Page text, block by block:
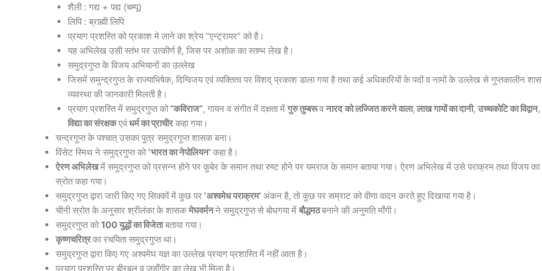
शैली : गद्य + पद्य (चम्पू)
लिपि : ब्राह्मी लिपि
प्रयाग प्रशस्ति को प्रकाश मे लाने का श्रेय “एन्ट्रायर” को है।
यह अभिलेख उसी स्तंभ पर उत्कीर्ण है, जिस पर अशोक का स्तम्भ लेख है।
समुद्रगुप्त के विजय अभियानों का उल्लेख
जिसमें समुन्द्रगुप्त के राज्याभिषेक, दिग्विजय एवं व्यक्तित्व पर विशद् प्रकाश डाला गया है तथा कई अधिकारियों के पदों व नामों के उल्लेख से गुप्तकालीन
व्यवस्था की जानकारी मिलती है।
प्रयाग प्रशस्ति में समुद्रगुप्त को“कविराज”, गायन व संगीत में दक्षता में गुरु तुम्बरूवनारद को लज्जित करने वाला, लाख गायों का दानी, उच्चकोटि का विद्वान,
विद्या का संरक्षकएवंधर्म का प्राचीरकहा गया।
चन्द्रगुप्त के पश्चात् उसका पुत्र समुद्रगुप्त शासक बना।
विंसेट स्मिथ ने समुद्रगुप्त को ‘भारत का नेपोलियन’ कहा है।
ऐरण अभिलेखमें समुद्रगुप्त को प्रसन्न होने पर कुबेर के समान तथा रुष्ट होने पर यमराज के समान बताया गया। ऐरण अभिलेख में उसे पराक्रम तथा विजय का
स्रोत कहा गया।
समुद्रगुप्त द्वारा जारी किए गए सिक्कों में कुछ पर ‘अश्वमेध पराक्रम’ अंकन है, तो कुछ पर सम्राट को वीणा वादन करते हुए दिखाया गया है।
चीनी स्रोत के अनुसार श्रीलंका के शासकमेघवर्मनने समुद्रगुप्त से बोधगया में बौद्धमठबनाने की अनुमति माँगी।
समुद्रगुप्त को100 युद्धों का विजेताबताया गया।
कृष्णचरित्रका रचयिता समुद्रगुप्त था।
समुद्रगुप्त द्वारा किए गए अश्वमेघ यज्ञ का उल्लेख प्रयाग प्रशास्ति में नहीं आता है।
प्रयाग प्रशस्ति पर बीरबल व जहाँगीर का लेख भी मिला है।